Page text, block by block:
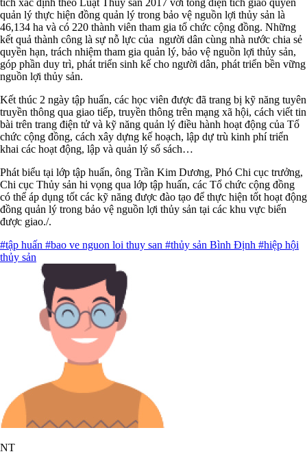
quản lý thực hiện đồng quản lý trong bảo vệ nguồn lợi thủy sản là
46,134 ha và có 220 thành viên tham gia tổ chức cộng đồng. Những
kết quả thành công là sự nỗ lực của người dân cùng nhà nước chia sẻ
quyền hạn, trách nhiệm tham gia quản lý, bảo vệ nguồn lợi thủy sản,
góp phần duy trì, phát triển sinh kế cho người dân, phát triển bền vững
nguồn lợi thủy sản.
Kết thúc 2 ngày tập huấn, các học viên được đã trang bị kỹ năng tuyên
truyền thông qua giao tiếp, truyền thông trên mạng xã hội, cách viết tin
bài trên trang điện tử và kỹ năng quản lý điều hành hoạt động của Tổ
chức cộng đồng, cách xây dựng kế hoạch, lập dự trù kinh phí triển
khai các hoạt động, lập và quản lý sổ sách…
Phát biểu tại lớp tập huấn, ông Trần Kim Dương, Phó Chi cục trưởng,
Chi cục Thủy sản hi vọng qua lớp tập huấn, các Tổ chức cộng đồng
có thể áp dụng tốt các kỹ năng được đào tạo để thực hiện tốt hoạt động
đồng quản lý trong bảo vệ nguồn lợi thủy sản tại các khu vực biển
được giao./.
#tập huấn #bao ve nguon loi thuy san #thủy sản Bình Định #hiệp hội
thủy sản
NT